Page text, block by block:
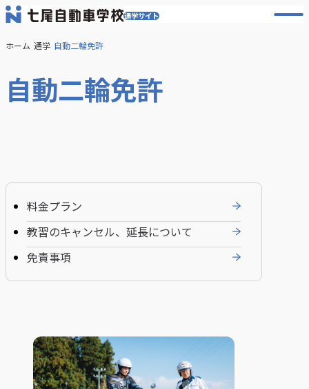
通学サイト
メ
ュ
開
く
ホーム 通学 自動二輪免許
自動二輪免許
料金プラン
教習のキャンセル、延長について
免責事項